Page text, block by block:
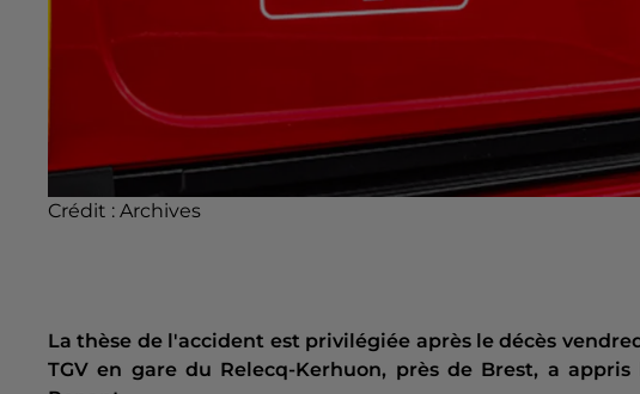
Crédit : Archives
La thèse de l'accident est privilégiée après le décès
TGV en gare du Relecq-Kerhuon, près de Brest, a